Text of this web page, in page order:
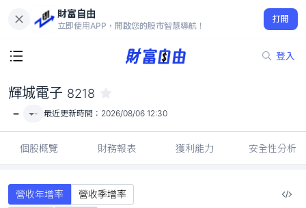
財富自由
立即使用APP，開啟您的股市智慧導航！
打開
登入
-
輝城電子 8218
- - 最近更新時間： 2026/08/06 12:30
個股概覽 財務報表 獲利能力 安全性分析
營收年增率 營收季增率